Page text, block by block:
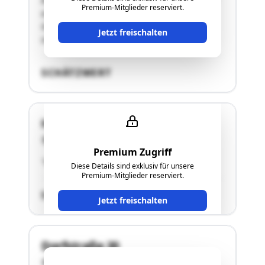
Premium-Mitglieder reserviert.
Jetzt freischalten
ein Wohngebäude (Einfamilienhaus), eine
Garage für 2 PKW und ein Garten-haus
situiert.Gemäß …"
SCHÄTZWERT
Premium Zugriff
Diese Details sind exklusiv für unsere
Premium-Mitglieder reserviert.
Jetzt freischalten
Hühnerbergstraße 13
"Näheres siehe Langgutachten!"
SCHÄTZWERT
Dorfstraße 20